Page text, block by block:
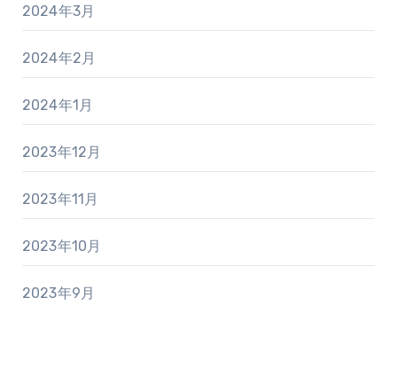
2024年3月
2024年2月
2024年1月
2023年12月
2023年11月
2023年10月
2023年9月